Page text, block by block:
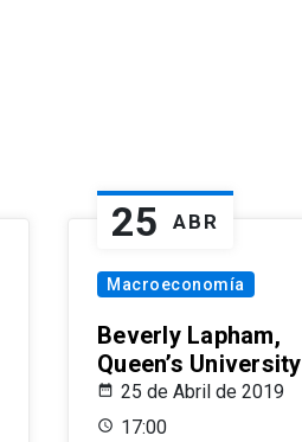
25 ABR
Macroeconomía
Beverly Lapham,
Queen’s University
25 de Abril de 2019
17:00